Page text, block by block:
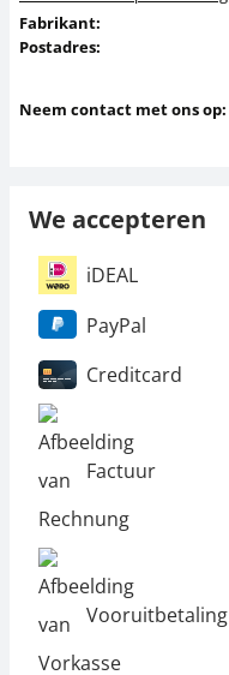
Fabrikant:
Postadres:
Neem contact met ons op:
We accepteren
iDEAL
PayPal
Creditcard
Factuur
Vooruitbetaling